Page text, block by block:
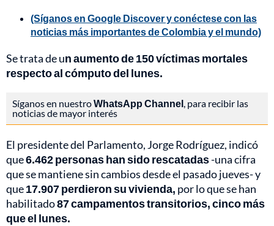
(Síganos en Google Discover y conéctese con las
noticias más importantes de Colombia y el mundo)
Se trata de un aumento de 150 víctimas mortales
respecto al cómputo del lunes.
Síganos en nuestroWhatsApp Channel, para recibir las
noticias de mayor interés
El presidente del Parlamento, Jorge Rodríguez, indicó
que6.462 personas han sido rescatadas-una cifra
que se mantiene sin cambios desde el pasado jueves- y
que17.907 perdieron su vivienda, por lo que se han
habilitado87 campamentos transitorios, cinco más
que el lunes.